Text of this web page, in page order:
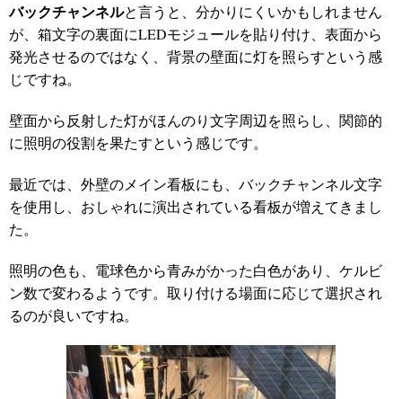
バックチャンネルと言うと、分かりにくいかもしれません
が、箱文字の裏面にLEDモジュールを貼り付け、表面から
発光させるのではなく、背景の壁面に灯を照らすという感
じですね。
壁面から反射した灯がほんのり文字周辺を照らし、関節的
に照明の役割を果たすという感じです。
最近では、外壁のメイン看板にも、バックチャンネル文字
を使用し、おしゃれに演出されている看板が増えてきまし
た。
照明の色も、電球色から青みがかった白色があり、ケルビ
ン数で変わるようです。取り付ける場面に応じて選択され
るのが良いですね。